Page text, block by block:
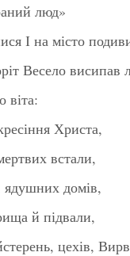
люд»
І на місто
Весело висипав
віта:
Христа,
встали,
домів,
й підвали,
цехів,